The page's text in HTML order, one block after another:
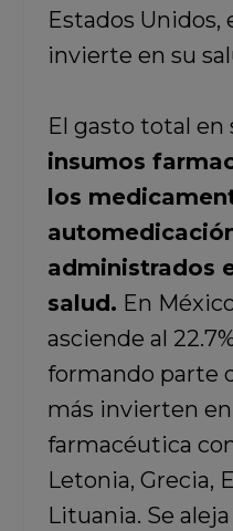
Estados Unidos,
invierte en su
El gasto total en
insumos
los
administrados
salud. En
asciende al
formando parte
más invierten
farmacéutica
Letonia, Grecia,
Lituania. Se